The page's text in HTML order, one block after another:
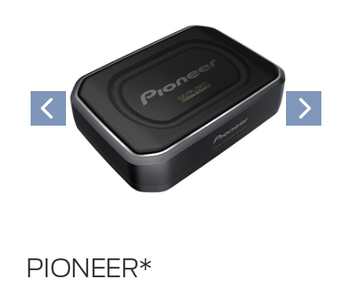
PIONEER*